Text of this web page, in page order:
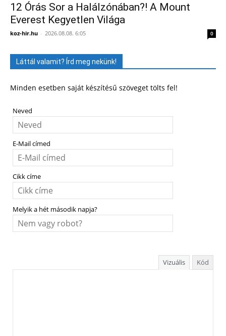
12 Órás Sor a Halálzónában?! A Mount
Everest Kegyetlen Világa
koz-hir.hu - 2026.08.08. 6:05 0
Láttál valamit? Írd meg nekünk!
Minden esetben saját készítésű szöveget tölts fel!
Neved
E-Mail címed
Cikk címe
Melyik a hét második napja?
Vizuális Kód